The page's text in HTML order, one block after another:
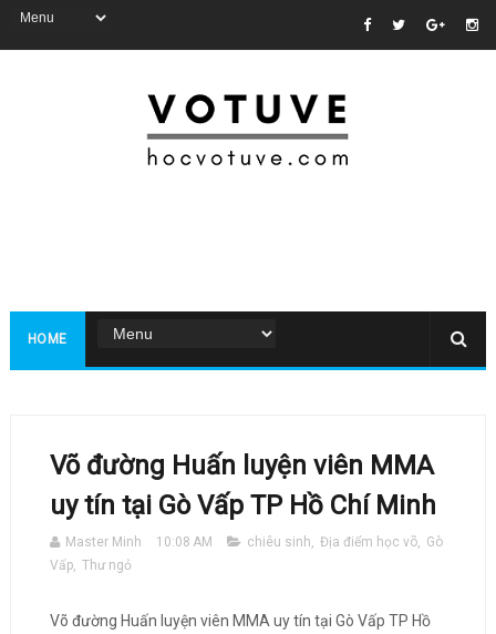
HOME
Võ đường Huấn luyện viên MMA
uy tín tại Gò Vấp TP Hồ Chí Minh
Master Minh 10:08 AM chiêu sinh, Địa điểm học võ, Gò
Vấp, Thư ngỏ
Võ đường Huấn luyện viên MMA uy tín tại Gò Vấp TP Hồ